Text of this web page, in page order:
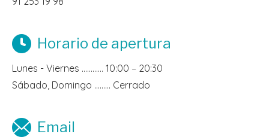
Horario de apertura
Lunes - Viernes ………… 10:00 – 20:30
Sábado, Domingo ……… Cerrado
Email